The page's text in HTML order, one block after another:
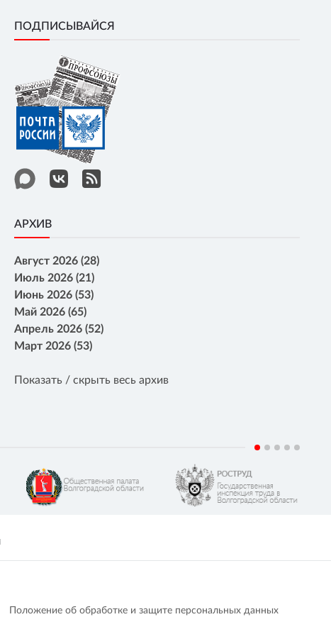
ПОДПИСЫВАЙСЯ
АРХИВ
Август 2026 (28)
Июль 2026 (21)
Июнь 2026 (53)
Май 2026 (65)
Апрель 2026 (52)
Март 2026 (53)
Показать / скрыть весь архив
Положение об обработке и защите персональных данных